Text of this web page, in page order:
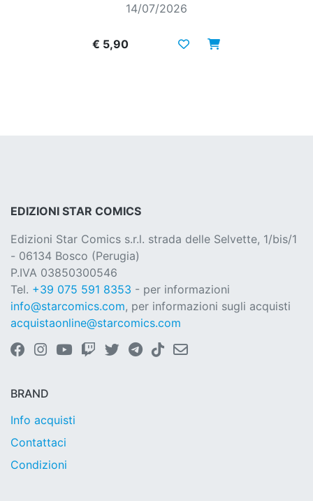
14/07/2026
€ 5,90
EDIZIONI STAR COMICS
Edizioni Star Comics s.r.l. strada delle Selvette, 1/bis/1
- 06134 Bosco (Perugia)
P.IVA 03850300546
Tel. +39 075 591 8353 - per informazioni
info@starcomics.com, per informazioni sugli acquisti
acquistaonline@starcomics.com
BRAND
Info acquisti
Contattaci
Condizioni